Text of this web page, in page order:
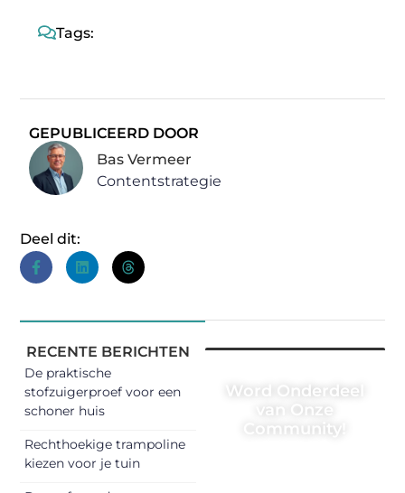
Tags:
GEPUBLICEERD DOOR
Bas Vermeer
Contentstrategie
Deel dit:
RECENTE BERICHTEN
De praktische
stofzuigerproef voor een
schoner huis
Rechthoekige trampoline
kiezen voor je tuin
Word Onderdeel
van Onze
Community!